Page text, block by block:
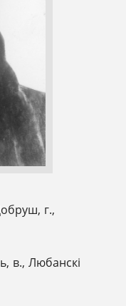
г.,
в., Любанскі